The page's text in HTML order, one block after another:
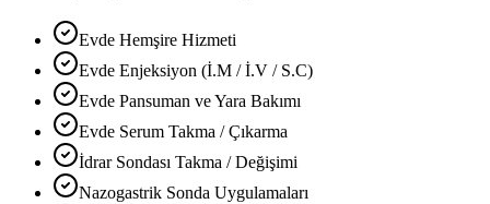
Evde Hemşire Hizmeti
Evde Enjeksiyon (İ.M / İ.V / S.C)
Evde Pansuman ve Yara Bakımı
Evde Serum Takma / Çıkarma
İdrar Sondası Takma / Değişimi
Nazogastrik Sonda Uygulamaları